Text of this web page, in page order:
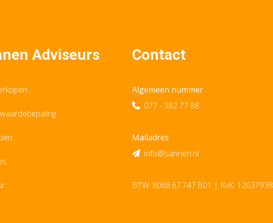
Adviseurs Contact
Algemeen nummer
077 - 382 77 88
Mailadres
info@sannen.nl
BTW: 8068.67.747.B01 | KvK: 12037938